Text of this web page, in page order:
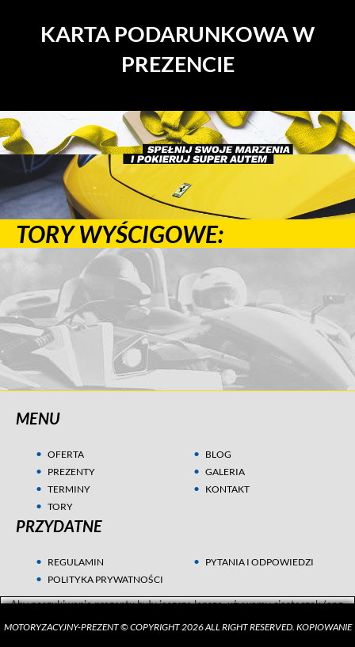
KARTA PODARUNKOWA W
PREZENCIE
TORY WYŚCIGOWE:
MENU
OFERTA
PREZENTY
TERMINY
TORY
BLOG
GALERIA
KONTAKT
PRZYDATNE
REGULAMIN
POLITYKA PRYWATNOŚCI
PYTANIA I ODPOWIEDZI
Aby poszukiwania prezentu były jeszcze lepsze, używamy ciasteczek (ang.
MOTORYZACYJNY-PREZENT © COPYRIGHT 2026 ALL RIGHT RESERVED. KOPIOWANIE